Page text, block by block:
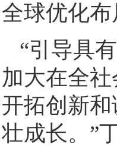
全球优化
“引导具
加大在全
开拓创新
壮成长。”